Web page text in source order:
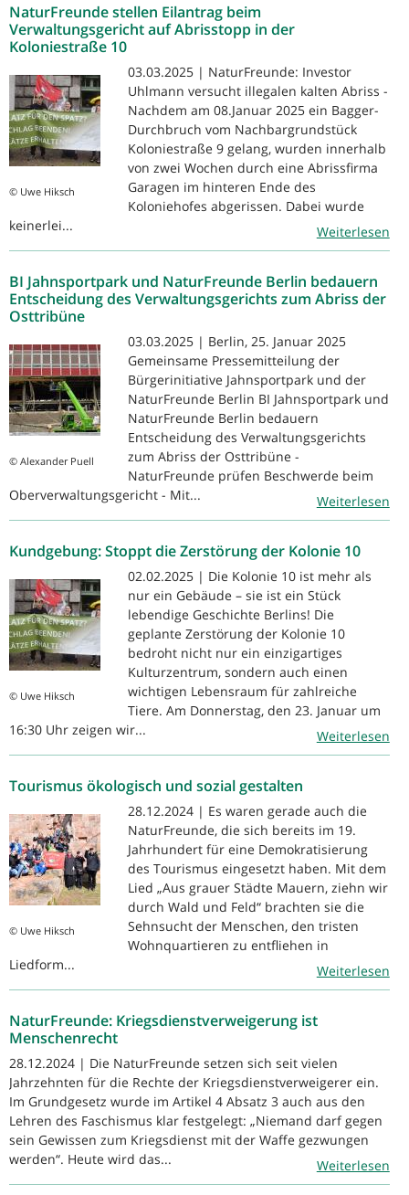
NaturFreunde stellen Eilantrag beim
Verwaltungsgericht auf Abrisstopp in der
Koloniestraße 10
© Uwe Hiksch
03.03.2025 | NaturFreunde: Investor
Uhlmann versucht illegalen kalten Abriss -
Nachdem am 08.Januar 2025 ein Bagger-
Durchbruch vom Nachbargrundstück
Koloniestraße 9 gelang, wurden innerhalb
von zwei Wochen durch eine Abrissfirma
Garagen im hinteren Ende des
Koloniehofes abgerissen. Dabei wurde
keinerlei...
Weiterlesen
BI Jahnsportpark und NaturFreunde Berlin bedauern
Entscheidung des Verwaltungsgerichts zum Abriss der
Osttribüne
© Alexander Puell
03.03.2025 | Berlin, 25. Januar 2025
Gemeinsame Pressemitteilung der
Bürgerinitiative Jahnsportpark und der
NaturFreunde Berlin BI Jahnsportpark und
NaturFreunde Berlin bedauern
Entscheidung des Verwaltungsgerichts
zum Abriss der Osttribüne -
NaturFreunde prüfen Beschwerde beim
Oberverwaltungsgericht - Mit...
Weiterlesen
Kundgebung: Stoppt die Zerstörung der Kolonie 10
© Uwe Hiksch
02.02.2025 | Die Kolonie 10 ist mehr als
nur ein Gebäude – sie ist ein Stück
lebendige Geschichte Berlins! Die
geplante Zerstörung der Kolonie 10
bedroht nicht nur ein einzigartiges
Kulturzentrum, sondern auch einen
wichtigen Lebensraum für zahlreiche
Tiere. Am Donnerstag, den 23. Januar um
16:30 Uhr zeigen wir...
Weiterlesen
Tourismus ökologisch und sozial gestalten
© Uwe Hiksch
28.12.2024 | Es waren gerade auch die
NaturFreunde, die sich bereits im 19.
Jahrhundert für eine Demokratisierung
des Tourismus eingesetzt haben. Mit dem
Lied „Aus grauer Städte Mauern, ziehn wir
durch Wald und Feld“ brachten sie die
Sehnsucht der Menschen, den tristen
Wohnquartieren zu entfliehen in
Liedform...
Weiterlesen
NaturFreunde: Kriegsdienstverweigerung ist
Menschenrecht
28.12.2024 | Die NaturFreunde setzen sich seit vielen
Jahrzehnten für die Rechte der Kriegsdienstverweigerer ein.
Im Grundgesetz wurde im Artikel 4 Absatz 3 auch aus den
Lehren des Faschismus klar festgelegt: „Niemand darf gegen
sein Gewissen zum Kriegsdienst mit der Waffe gezwungen
werden“. Heute wird das...
Weiterlesen